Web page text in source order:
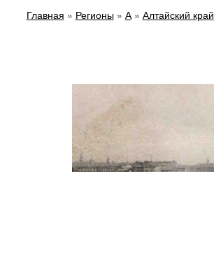
Главная » Регионы» А» Алтайский край